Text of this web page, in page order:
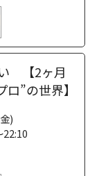
【2ヶ月
”の世界】
)
22:10